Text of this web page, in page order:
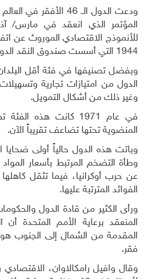
المؤتمر الذي انعقد في مارس/
للأنموذج الاقتصادي الموروث عن
1944 التي أسست صندوق النقد الدولي والبنك الدولي.
وبفضل تصنيفها في فئة أقل
الدول من امتيازات تجارية
وغير ذلك من أشكال التمويل.
المنضوية تحتها تضاعف تقريباً الآن.
وباتت هذه الدول حالياً أولى ضحايا
وطأة التضخم المرتبط بأسعار
عن حرب أوكرانيا، فيما تثقل
الفوائد المترتبة عليها.
ورأى الكثير من قادة الدول
المنعقد برعاية الأمم المتحدة
المقدمة من الشمال إلى الجنوب
فقر.
وقال وافيل رامكالاوان،